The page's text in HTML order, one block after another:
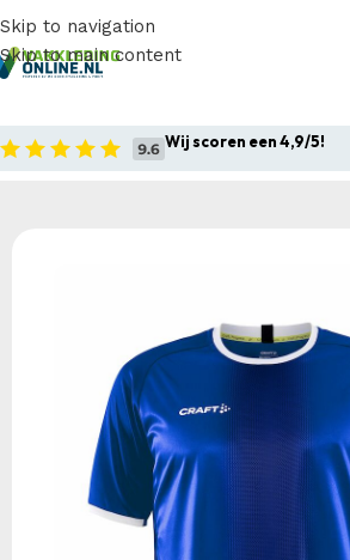
Skip to navigation
Skip to main content
Wij scoren een 4,9/5!
Graphic Jersey M